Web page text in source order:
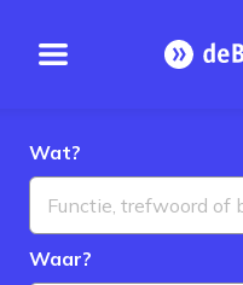
Open menu
Wat?
Waar?